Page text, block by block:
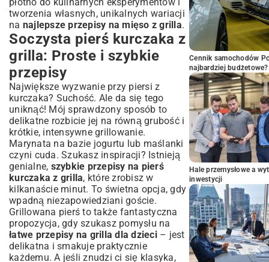
tworzenia własnych, unikalnych wariacji
na najlepsze przepisy na mięso z grilla.
Soczysta pierś kurczaka z
grilla: Proste i szybkie
przepisy
Największe wyzwanie przy piersi z
kurczaka? Suchość. Ale da się tego
uniknąć! Mój sprawdzony sposób to
delikatne rozbicie jej na równą grubość i
krótkie, intensywne grillowanie.
Marynata na bazie jogurtu lub maślanki
czyni cuda. Szukasz inspiracji? Istnieją
genialne, szybkie przepisy na pierś
kurczaka z grilla, które zrobisz w
kilkanaście minut. To świetna opcja, gdy
wpadną niezapowiedziani goście.
Grillowana pierś to także fantastyczna
propozycja, gdy szukasz pomysłu na
łatwe przepisy na grilla dla dzieci– jest
delikatna i smakuje praktycznie
każdemu. A jeśli znudzi ci się klasyka,
Cennik samochodów
najbardziej budżetowe?
Hale przemysłowe a
inwestycji